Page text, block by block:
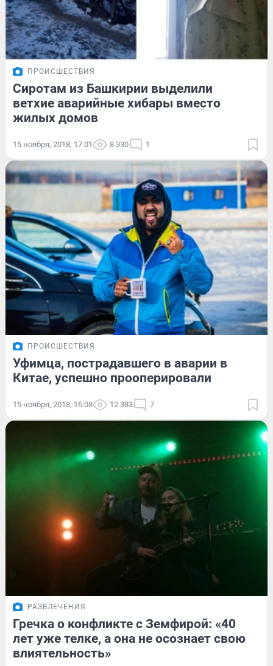
ПРОИСШЕСТВИЯ
Сиротам из Башкирии выделили
ветхие аварийные хибары вместо
жилых домов
15 ноября, 2018, 17:01 8 330 1
ПРОИСШЕСТВИЯ
Уфимца, пострадавшего в аварии в
Китае, успешно прооперировали
15 ноября, 2018, 16:08 12 383 7
РАЗВЛЕЧЕНИЯ
Гречка о конфликте с Земфирой: «40
лет уже телке, а она не осознает свою
влиятельность»